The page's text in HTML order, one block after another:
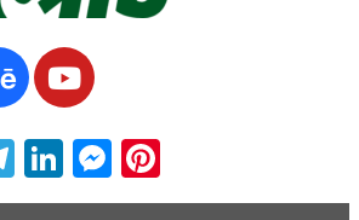
Telegram
LinkedIn
Messenger